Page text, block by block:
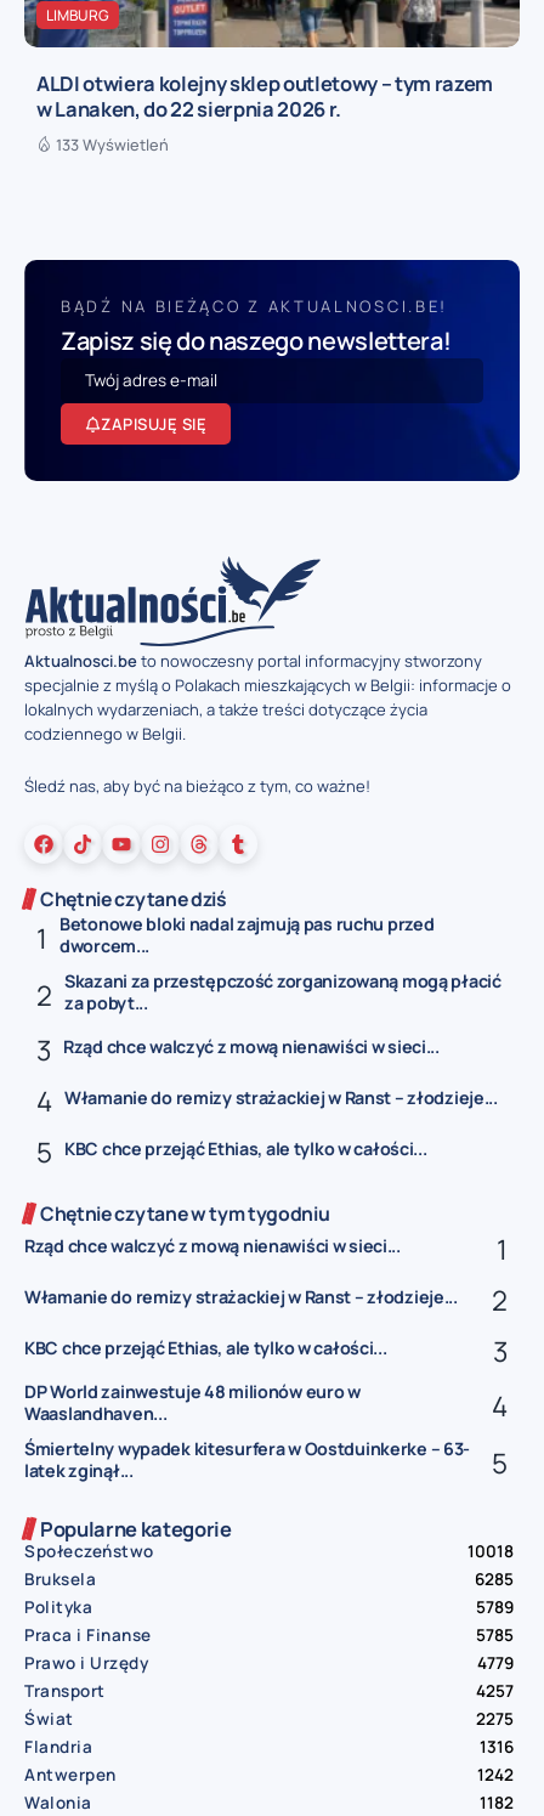
LIMBURG
ALDI otwiera kolejny sklep outletowy – tym razem
w Lanaken, do 22 sierpnia 2026 r.
133 Wyświetleń
BĄDŹ NA BIEŻĄCO Z AKTUALNOSCI.BE!
Zapisz się do naszego newslettera!
ZAPISUJĘ SIĘ
Aktualnosci.beto nowoczesny portal informacyjny stworzony
specjalnie z myślą o Polakach mieszkających w Belgii: informacje o
lokalnych wydarzeniach, a także treści dotyczące życia
codziennego w Belgii.
Śledź nas, aby być na bieżąco z tym, co ważne!
Chętnie czytane dziś
Betonowe bloki nadal zajmują pas ruchu przed
dworcem...
Skazani za przestępczość zorganizowaną mogą płacić
za pobyt...
Rząd chce walczyć z mową nienawiści w sieci...
Włamanie do remizy strażackiej w Ranst – złodzieje...
KBC chce przejąć Ethias, ale tylko w całości...
Chętnie czytane w tym tygodniu
Rząd chce walczyć z mową nienawiści w sieci...
Włamanie do remizy strażackiej w Ranst – złodzieje...
KBC chce przejąć Ethias, ale tylko w całości...
DP World zainwestuje 48 milionów euro w
Waaslandhaven...
Śmiertelny wypadek kitesurfera w Oostduinkerke – 63-
latek zginął...
Popularne kategorie
Społeczeństwo
10018
Bruksela
6285
Polityka
5789
Praca i Finanse
5785
Prawo i Urzędy
4779
Transport
4257
Świat
2275
Flandria
1316
Antwerpen
1242
Walonia
1182